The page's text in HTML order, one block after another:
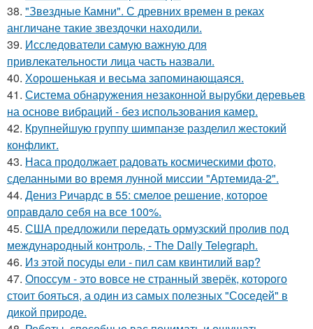
38. "Звездные Камни". С древних времен в реках
англичане такие звездочки находили.
39. Исследователи самую важную для
привлекательности лица часть назвали.
40. Хорoшенькая и весьма запоминaющаяся.
41. Система обнаружения незаконной вырубки деревьев
на основе вибраций - без использования камер.
42. Крупнейшую группу шимпанзе разделил жестокий
конфликт.
43. Наса продолжает радовать космическими фото,
сделанными во время лунной миссии "Артемида-2".
44. Дениз Ричардс в 55: смелое решение, которое
оправдало себя на все 100%.
45. США предложили передать ормузский пролив под
международный контроль, - The Daily Telegraph.
46. Из этой посуды ели - пил сам квинтилий вар?
47. Опоссум - это вовсе не странный зверёк, которого
стоит бояться, а один из самых полезных "Соседей" в
дикой природе.